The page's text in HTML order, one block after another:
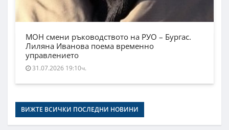
МОН смени ръководството на РУО – Бургас.
Лиляна Иванова поема временно
управлението
31.07.2026 19:10ч.
ВИЖТЕ ВСИЧКИ ПОСЛЕДНИ НОВИНИ